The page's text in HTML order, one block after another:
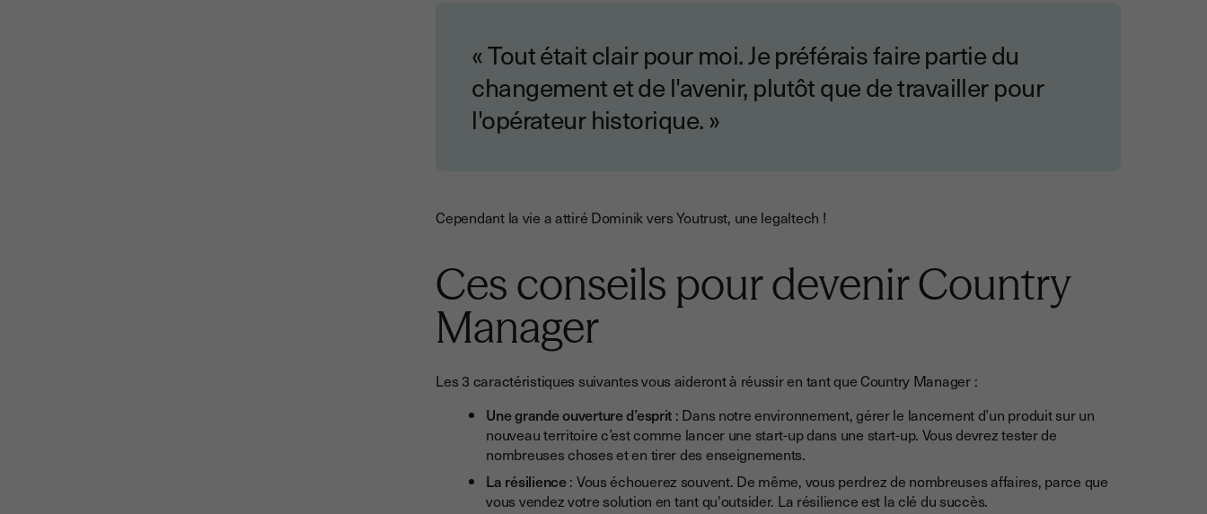
« Tout était clair pour moi. Je préférais faire partie du
changement et de l'avenir, plutôt que de travailler pour
l'opérateur historique. »
Cependant la vie a attiré Dominik vers Youtrust, une legaltech !
Ces conseils pour devenir Country
Manager
Les 3 caractéristiques suivantes vous aideront à réussir en tant que Country Manager :
Une grande ouverture d’esprit : Dans notre environnement, gérer le lancement d’un produit sur un
nouveau territoire c’est comme lancer une start-up dans une start-up. Vous devrez tester de
nombreuses choses et en tirer des enseignements.
La résilience: Vous échouerez souvent. De même, vous perdrez de nombreuses affaires, parce que
vous vendez votre solution en tant qu'outsider. La résilience est la clé du succès.